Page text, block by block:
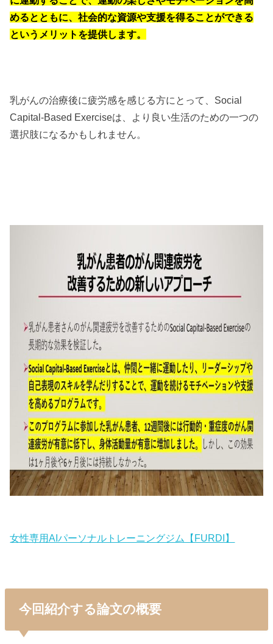
めるとともに、社会的な資源や支援を得ることができる
というメリットを提供します。
乳がんの治療後に疲労感を感じる方にとって、Social
Capital-Based Exerciseは、より良い生活のための一つの
選択肢になるかもしれません。
女性専用AIパーソナルトレーニングジム【FURDI】
今回紹介する論文の概要